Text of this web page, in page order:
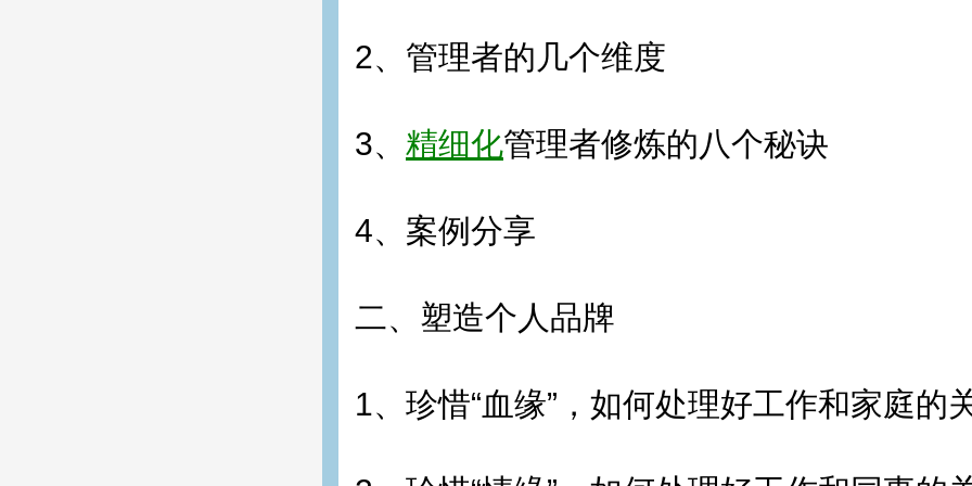
2、管理者的几个维度
3、 精细化管理者修炼的八个秘诀
4、案例分享
二、塑造个人品牌
1、珍惜“血缘”，如何处理好工作和家庭的